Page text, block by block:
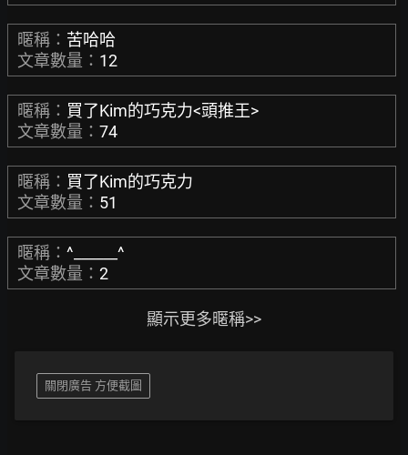
暱稱： 苦哈哈
文章數量： 12
暱稱： 買了Kim的巧克力<頭推王>
文章數量： 74
暱稱： 買了Kim的巧克力
文章數量： 51
暱稱： ^______^
文章數量： 2
顯示更多暱稱>>
關閉廣告 方便截圖